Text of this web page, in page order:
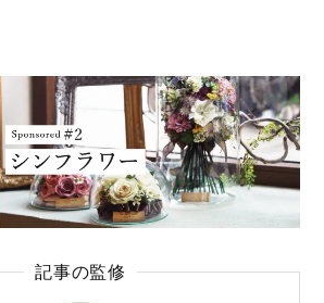
記事の監修